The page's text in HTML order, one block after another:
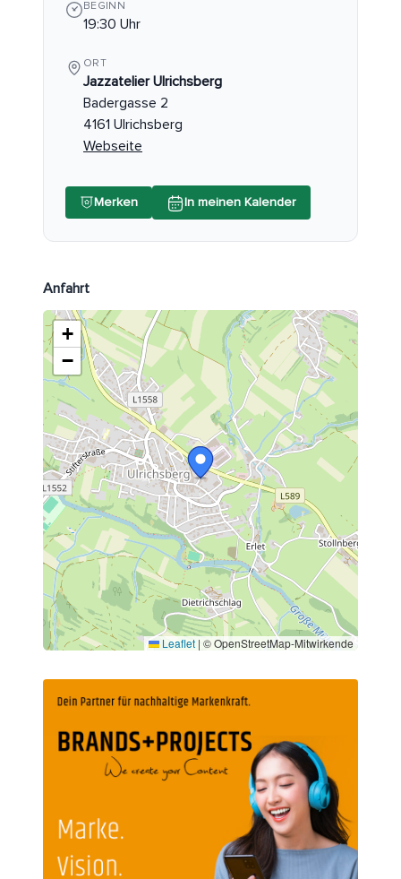
BEGINN
19:30 Uhr
ORT
Jazzatelier Ulrichsberg
Badergasse 2
4161 Ulrichsberg
Webseite
Merken In meinen Kalender
Anfahrt
+
−
Leaflet | © OpenStreetMap-Mitwirkende